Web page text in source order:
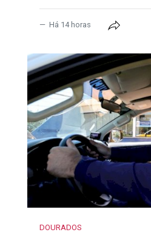
Há 14 horas
DOURADOS